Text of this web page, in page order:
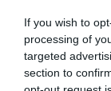
If you wish to
processing of
targeted
section to
Magyar